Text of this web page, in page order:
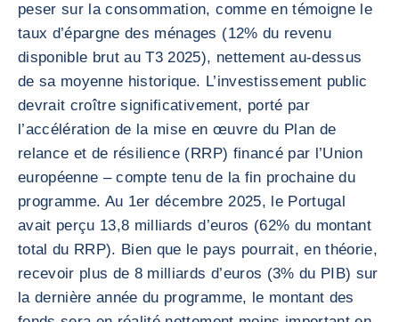
peser sur la consommation, comme en témoigne le
taux d’épargne des ménages (12% du revenu
disponible brut au T3 2025), nettement au-dessus
de sa moyenne historique. L’investissement public
devrait croître significativement, porté par
l’accélération de la mise en œuvre du Plan de
relance et de résilience (RRP) financé par l’Union
européenne – compte tenu de la fin prochaine du
programme. Au 1er décembre 2025, le Portugal
avait perçu 13,8 milliards d’euros (62% du montant
total du RRP). Bien que le pays pourrait, en théorie,
recevoir plus de 8 milliards d’euros (3% du PIB) sur
la dernière année du programme, le montant des